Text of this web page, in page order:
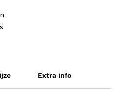
Extra info